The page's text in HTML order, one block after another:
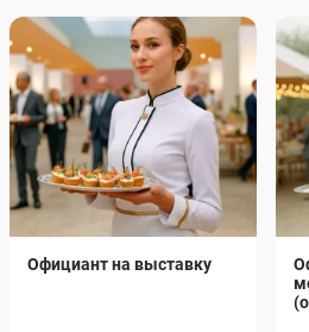
Официант на выставку